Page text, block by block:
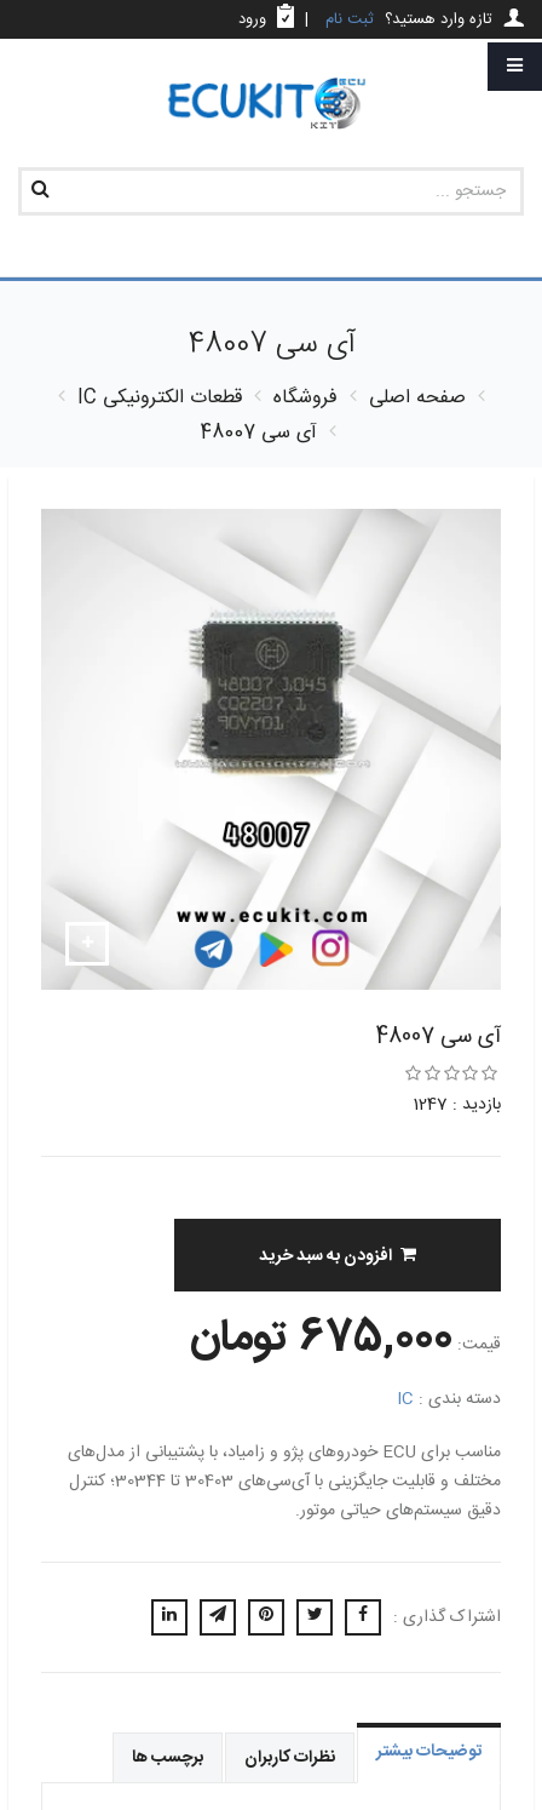
تازه وارد هستید؟ ثبت نام | ورود
آی سی 48007
صفحه اصلی فروشگاه قطعات الکترونیکی IC
آی سی 48007
آی سی 48007
بازدید : 1247
افزودن به سبد خرید
قیمت: 675,000 تومان
دسته بندی : IC
مناسب برای ECU خودروهای پژو و زامیاد، با پشتیبانی از مدل‌های
مختلف و قابلیت جایگزینی با آی‌سی‌های 30403 تا 30344؛ کنترل
دقیق سیستم‌های حیاتی موتور.
اشتراک گذاری :
توضیحات بیشتر نظرات کاربران برچسب ها